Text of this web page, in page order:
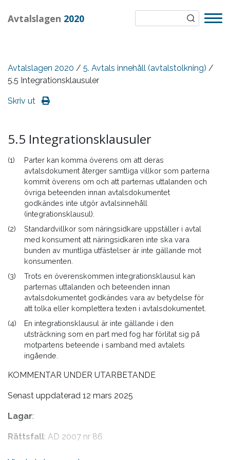
Avtalslagen 2020
Avtalslagen 2020 / 5. Avtals innehåll (avtalstolkning) /
5.5 Integrationsklausuler
Skriv ut
5.5 Integrationsklausuler
(1)
Parter kan komma överens om att deras
avtalsdokument återger samtliga villkor som parterna
kommit överens om och att parternas uttalanden och
övriga beteenden innan avtalsdokumentet
godkändes inte utgör avtalsinnehåll
(integrationsklausul).
(2)
Standardvillkor som näringsidkare uppställer i avtal
med konsument att näringsidkaren inte ska vara
bunden av muntliga utfästelser är inte gällande mot
konsumenten.
(3)
Trots en överenskommen integrationsklausul kan
parternas uttalanden och beteenden innan
avtalsdokumentet godkändes vara av betydelse för
att tolka eller komplettera texten i avtalsdokumentet.
(4)
En integrationsklausul är inte gällande i den
utsträckning som en part med fog har förlitat sig på
motpartens beteende i samband med avtalets
ingående.
KOMMENTAR UNDER UTARBETANDE
Senast uppdaterad 12 mars 2025
Lagar:
Rättsfall: AD 2007 nr 86
Litteratur : J. Ramberg & C. Ramberg, Allmän avtalsrätt,